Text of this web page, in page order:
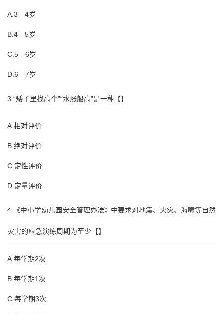
A.3—4岁
B.4—5岁
C.5—6岁
D.6—7岁
3.“矮子里找高个”“水涨船高”是一种【】
A.相对评价
B.绝对评价
C.定性评价
D.定量评价
4.《中小学幼儿园安全管理办法》中要求对地震、火灾、海啸等自然
灾害的应急演练周期为至少【】
A.每学期2次
B.每学期1次
C.每学期3次